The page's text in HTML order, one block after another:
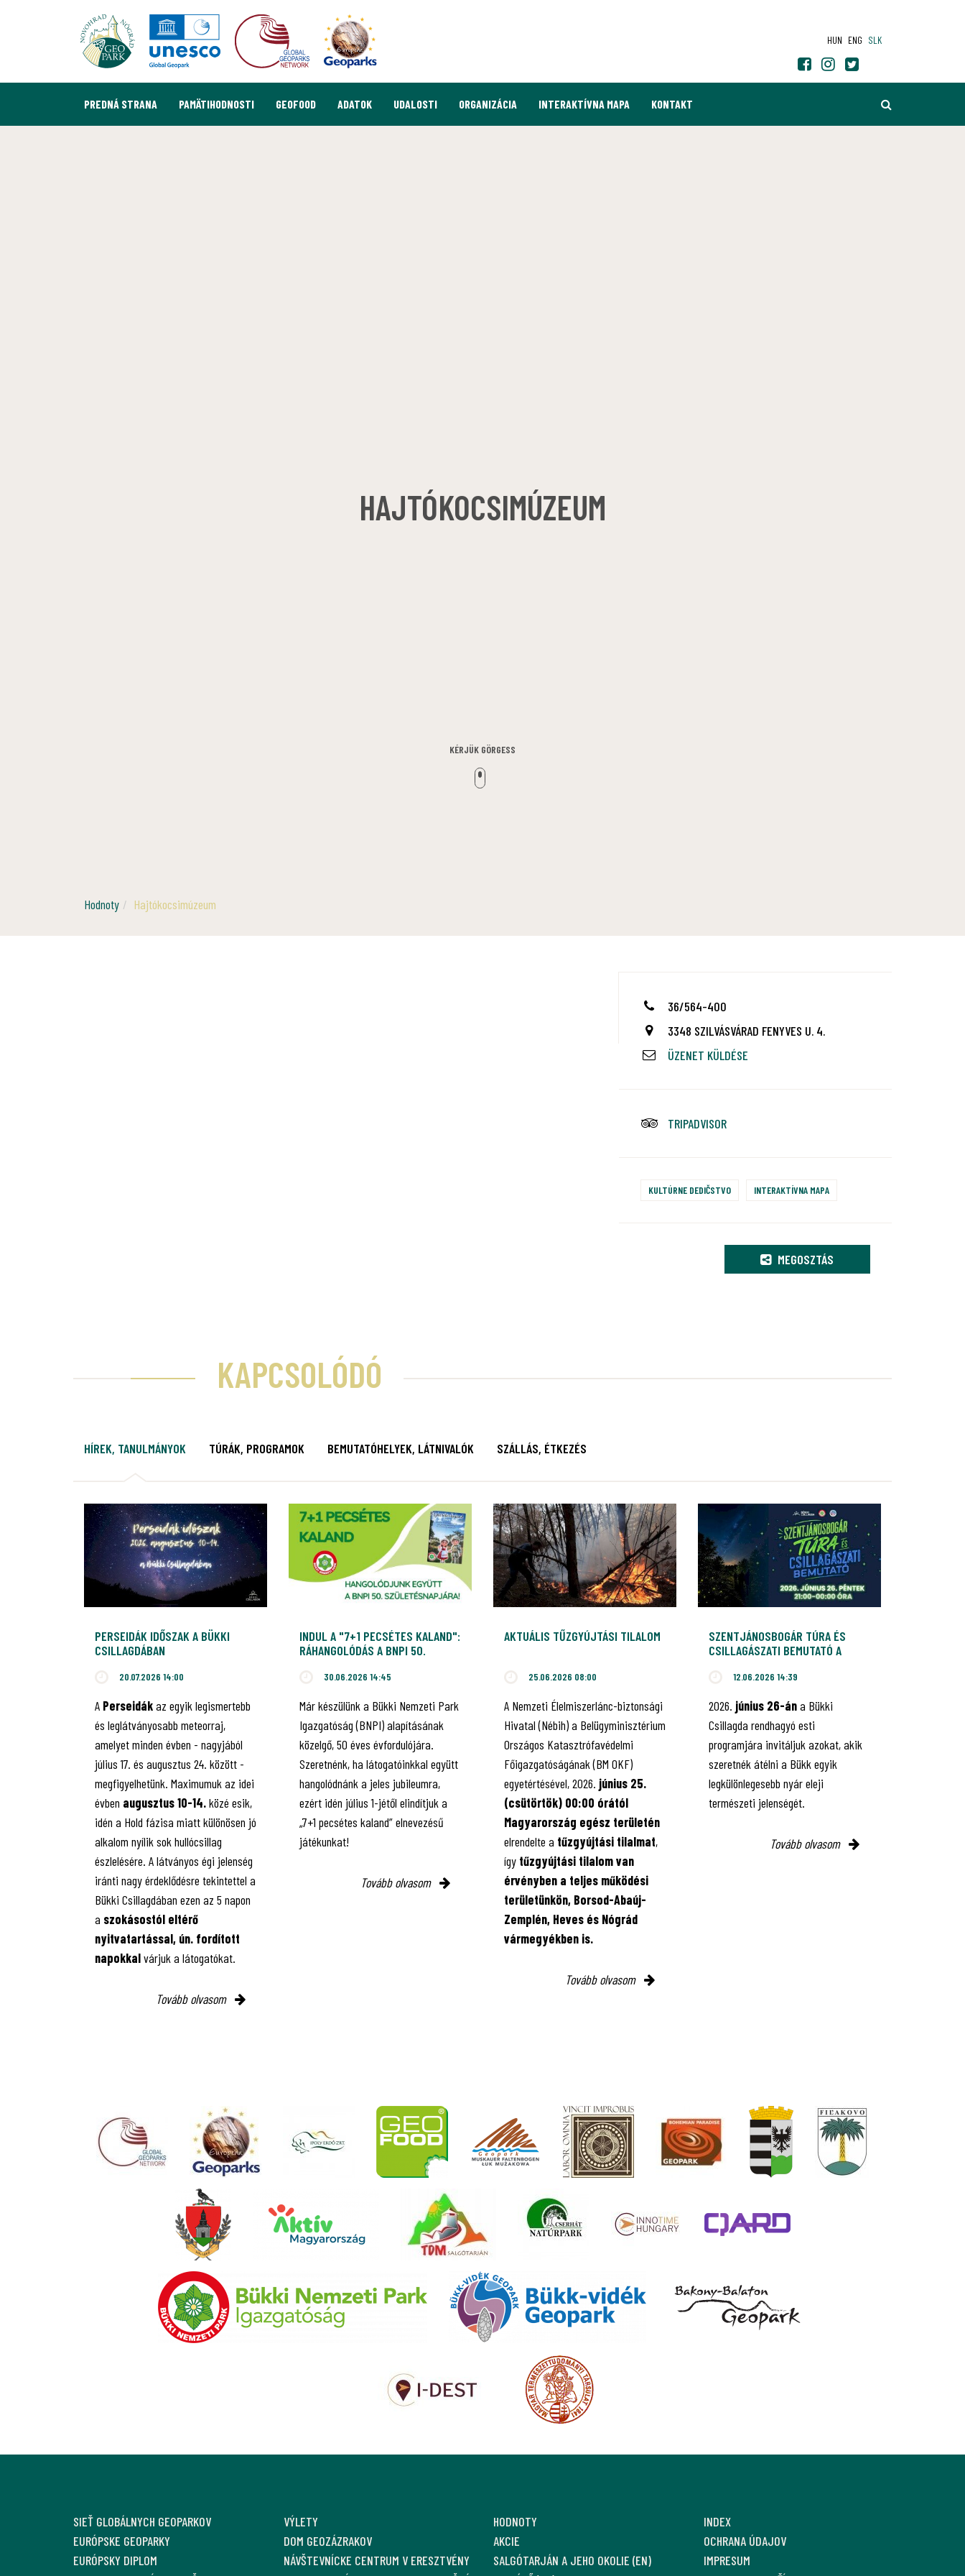
HUN ENG SLK
PREDNÁ STRANA PAMÄTIHODNOSTI GEOFOOD ADATOK UDALOSTI ORGANIZÁCIA INTERAKTÍVNA MAPA KONTAKT
HAJTÓKOCSIMÚZEUM
KÉRJÜK GÖRGESS
Hodnoty Hajtókocsimúzeum
36/564-400
3348 SZILVÁSVÁRAD FENYVES U. 4.
ÜZENET KÜLDÉSE
TRIPADVISOR
KULTÚRNE DEDIČSTVO INTERAKTÍVNA MAPA
MEGOSZTÁS
KAPCSOLÓDÓ
HÍREK, TANULMÁNYOK TÚRÁK, PROGRAMOK BEMUTATÓHELYEK, LÁTNIVALÓK SZÁLLÁS, ÉTKEZÉS
PERSEIDÁK IDŐSZAK A BÜKKI
CSILLAGDÁBAN
20.07.2026 14:00
A Perseidákaz egyik legismertebb
és leglátványosabb meteorraj,
amelyet minden évben - nagyjából
július 17. és augusztus 24. között -
megfigyelhetünk. Maximumuk az idei
évben augusztus 10-14.közé esik,
idén a Hold fázisa miatt különösen jó
alkalom nyílik sok hullócsillag
észlelésére. A látványos égi jelenség
iránti nagy érdeklődésre tekintettel a
Bükki Csillagdában ezen az 5 napon
a szokásostól eltérő
nyitvatartással, ún. fordított
napokkalvárjuk a látogatókat.
Tovább olvasom
INDUL A "7+1 PECSÉTES KALAND":
RÁHANGOLÓDÁS A BNPI 50.
30.06.2026 14:45
Már készülünk a Bükki Nemzeti Park
Igazgatóság (BNPI) alapításának
közelgő, 50 éves évfordulójára.
Szeretnénk, ha látogatóinkkal együtt
hangolódnánk a jeles jubileumra,
ezért idén július 1-jétől elindítjuk a
„7+1 pecsétes kaland” elnevezésű
játékunkat!
Tovább olvasom
AKTUÁLIS TŰZGYÚJTÁSI TILALOM
25.06.2026 08:00
A Nemzeti Élelmiszerlánc-biztonsági
Hivatal (Nébih) a Belügyminisztérium
Országos Katasztrófavédelmi
Főigazgatóságának (BM OKF)
egyetértésével, 2026. június 25.
(csütörtök) 00:00 órától
Magyarország egész területén
elrendelte a tűzgyújtási tilalmat,
így tűzgyújtási tilalom van
érvényben a teljes működési
területünkön, Borsod-Abaúj-
Zemplén, Heves és Nógrád
vármegyékben is.
Tovább olvasom
SZENTJÁNOSBOGÁR TÚRA ÉS
CSILLAGÁSZATI BEMUTATÓ A
12.06.2026 14:39
2026. június 26-ána Bükki
Csillagda rendhagyó esti
programjára invitáljuk azokat, akik
szeretnék átélni a Bükk egyik
legkülönlegesebb nyár eleji
természeti jelenségét.
Tovább olvasom
SIEŤ GLOBÁLNYCH GEOPARKOV
EURÓPSKE GEOPARKY
EURÓPSKY DIPLOM
VÝLETY
DOM GEOZÁZRAKOV
NÁVŠTEVNÍCKE CENTRUM V ERESZTVÉNY
HODNOTY
AKCIE
SALGÓTARJÁN A JEHO OKOLIE (EN)
INDEX
OCHRANA ÚDAJOV
IMPRESUM